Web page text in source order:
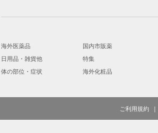
海外医薬品 国内市販薬
日用品・雑貨他
特集
体の部位・症状
海外化粧品
ご利用規約